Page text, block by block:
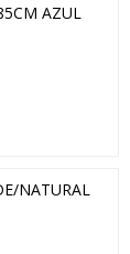
AZUL
NATURAL